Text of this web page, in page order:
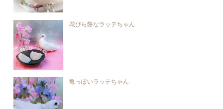
花びら餅なラッテちゃん
亀っぽいラッテちゃん